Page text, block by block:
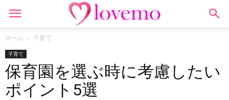
ホーム 子育て
子育て
保育園を選ぶ時に考慮したい
ポイント5選